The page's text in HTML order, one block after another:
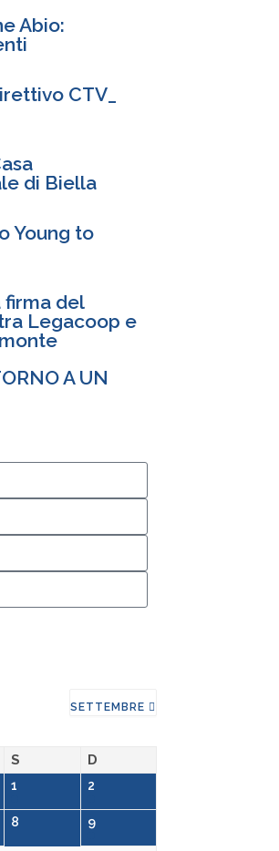
Abio:
CTV_
di Biella
Young to
firma del
Legacoop e
A UN
SETTEMBRE
S D
1 2
8 9